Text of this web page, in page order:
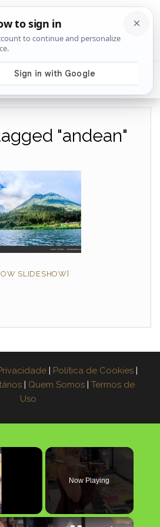
"andean"
SLIDESHOW]
| Política de Cookies |
| Quem Somos | Termos de
Uso
×
Now Playing
×